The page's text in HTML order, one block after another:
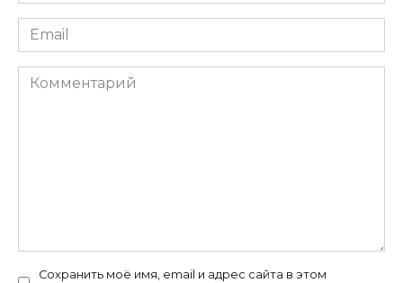
Email
*
Комментарий
Сохранить моё имя, email и адрес сайта в этом